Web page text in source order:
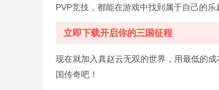
PVP竞技，都能在游戏中找到属于自己的乐
立即下载开启你的三国征程
现在就加入真赵云无双的世界，用最低的
国传奇吧！